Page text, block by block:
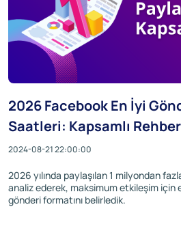
2026 Facebook En İyi
Saatleri: Kapsamlı Rehber
2024-08-21 22:00:00
2026 yılında paylaşılan 1 milyondan
analiz ederek, maksimum etkileşim için
gönderi formatını belirledik.